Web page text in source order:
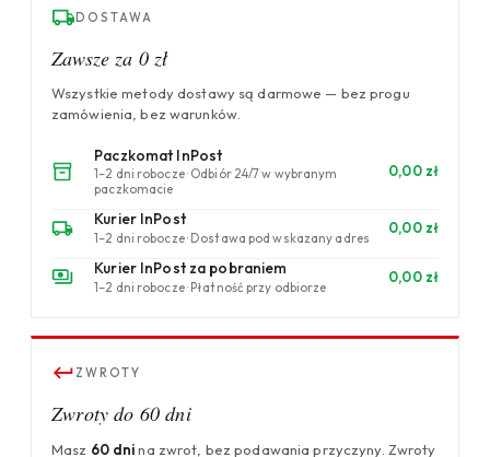
DOSTAWA
Zawsze za 0 zł
Wszystkie metody dostawy są darmowe — bez progu
zamówienia, bez warunków.
Paczkomat InPost
1–2 dni robocze · Odbiór 24/7 w wybranym
paczkomacie
0,00 zł
Kurier InPost
1–2 dni robocze · Dostawa pod wskazany adres
0,00 zł
Kurier InPost za pobraniem
1–2 dni robocze · Płatność przy odbiorze
0,00 zł
ZWROTY
Zwroty do 60 dni
Masz 60 dnina zwrot, bez podawania przyczyny. Zwroty